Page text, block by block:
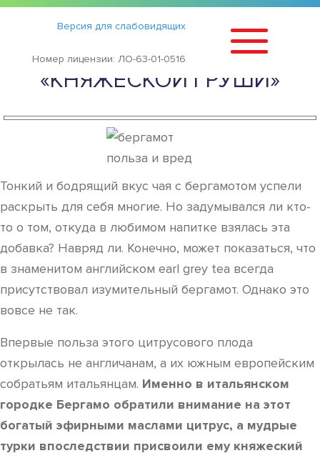
Версия для слабовидящих
Номер лицензии: ЛО-63-01-0516
Статьи ›
БЕРГАМОТ — ПОЛЬЗА И ВРЕД
«КНЯЖЕСКОЙ ГРУШИ»
Тонкий и бодрящий вкус чая с бергамотом успели
раскрыть для себя многие. Но задумывался ли кто-
то о том, откуда в любимом напитке взялась эта
добавка? Навряд ли. Конечно, может показаться, что
в знаменитом английском earl grey tea всегда
присутствовал изумительный бергамот. Однако это
вовсе не так.
Впервые польза этого цитрусового плода
открылась не англичанам, а их южным европейским
собратьям итальянцам. Именно в итальянском
городке Бергамо обратили внимание на этот
богатый эфирными маслами цитрус, а мудрые
турки впоследствии присвоили ему княжеский